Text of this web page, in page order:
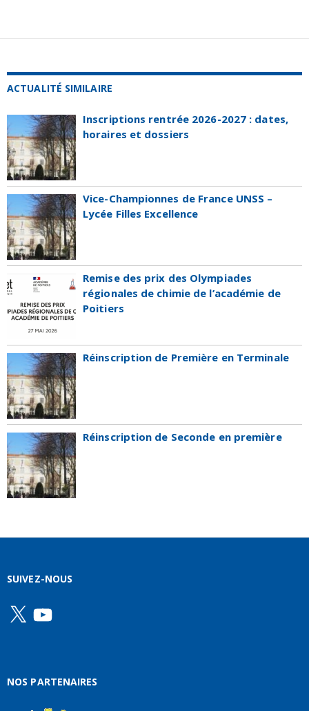
ACTUALITÉ SIMILAIRE
Inscriptions rentrée 2026-2027 : dates,
horaires et dossiers
Vice-Championnes de France UNSS –
Lycée Filles Excellence
Remise des prix des Olympiades
régionales de chimie de l’académie de
Poitiers
Réinscription de Première en Terminale
Réinscription de Seconde en première
SUIVEZ-NOUS
X YouTube
NOS PARTENAIRES